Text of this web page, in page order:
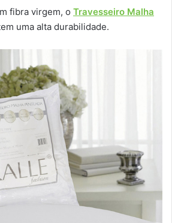
fibra virgem, o Travesseiro Malha
uma alta durabilidade.